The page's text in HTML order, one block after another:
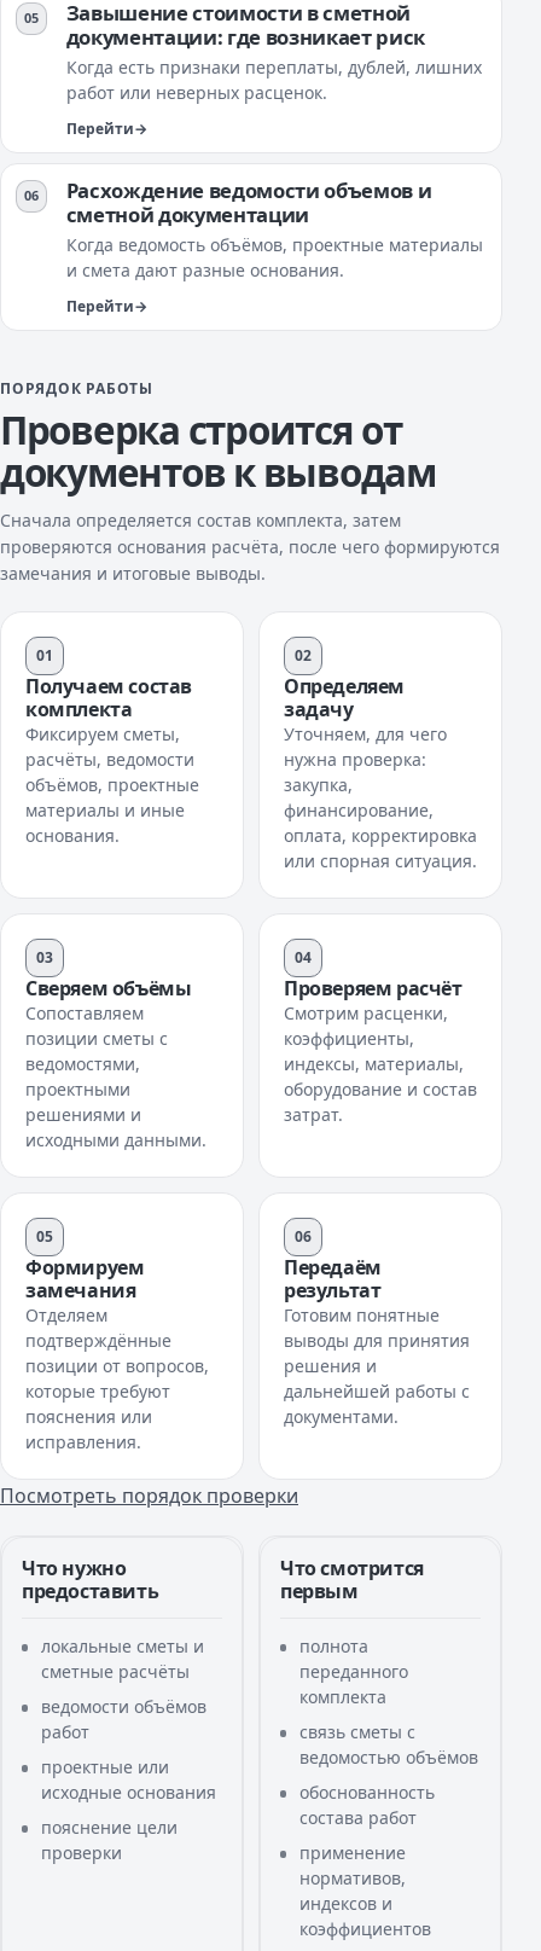
Завышение стоимости в сметной
документации: где возникает риск
Когда есть признаки переплаты, дублей, лишних
работ или неверных расценок.
Перейти
Расхождение ведомости объемов и
сметной документации
Когда ведомость объёмов, проектные материалы
и смета дают разные основания.
Перейти
ПОРЯДОК РАБОТЫ
Проверка строится от
документов к выводам
Сначала определяется состав комплекта, затем
проверяются основания расчёта, после чего формируются
замечания и итоговые выводы.
01
Получаем состав
комплекта
Фиксируем сметы,
расчёты, ведомости
объёмов, проектные
материалы и иные
основания.
02
Определяем
задачу
Уточняем, для чего
нужна проверка:
закупка,
финансирование,
оплата, корректировка
или спорная ситуация.
03
Сверяем объёмы
Сопоставляем
позиции сметы с
ведомостями,
проектными
решениями и
исходными данными.
04
Проверяем расчёт
Смотрим расценки,
коэффициенты,
индексы, материалы,
оборудование и состав
затрат.
05
Формируем
замечания
Отделяем
подтверждённые
позиции от вопросов,
которые требуют
пояснения или
исправления.
06
Передаём
результат
Готовим понятные
выводы для принятия
решения и
дальнейшей работы с
документами.
Посмотреть порядок проверки
Что нужно
предоставить
локальные сметы и
сметные расчёты
ведомости объёмов
работ
проектные или
исходные основания
пояснение цели
проверки
Что смотрится
первым
полнота
переданного
комплекта
связь сметы с
ведомостью объёмов
обоснованность
состава работ
применение
нормативов,
индексов и
коэффициентов